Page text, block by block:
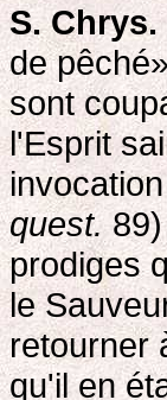
S. Chrys.
de
sont
l'Esprit
quest.89)
prodiges
le
retourner
qu'il en